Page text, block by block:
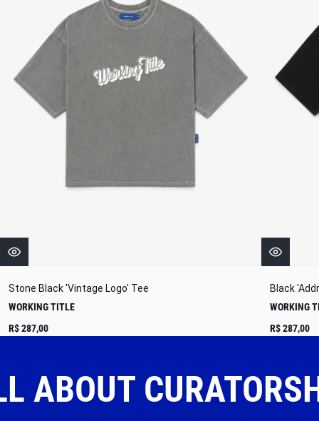
Stone Black 'Vintage Logo' Tee
WORKING TITLE
R$ 287,00
Black
WORKING
R$ 287,00
ABOUT